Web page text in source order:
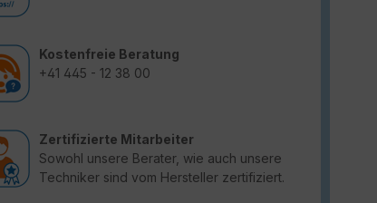
Kostenfreie Beratung
+41 445 - 12 38 00
Zertifizierte Mitarbeiter
Sowohl unsere Berater, wie auch unsere
Techniker sind vom Hersteller zertifiziert.